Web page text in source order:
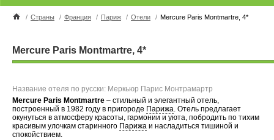
/ Страны / Франция / Париж / Отели / Mercure Paris Montmartre, 4*
Mercure Paris Montmartre, 4*
Название отеля по русски: Меркьюр Парис Монтрамартр
Mercure Paris Montmartre – стильный и элегантный отель,
построенный в 1982 году в пригороде Парижа. Отель предлагает
окунуться в атмосферу красоты, гармонии и уюта, побродить по тихим
красивым улочкам старинного Парижа и насладиться тишиной и
спокойствием.